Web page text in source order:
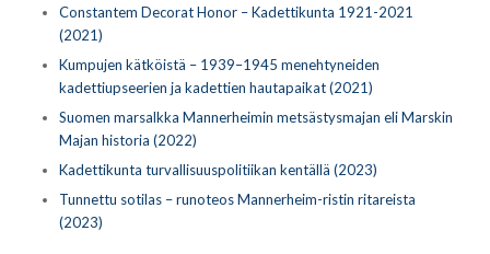
Constantem Decorat Honor – Kadettikunta 1921-2021
(2021)
Kumpujen kätköistä – 1939–1945 menehtyneiden
kadettiupseerien ja kadettien hautapaikat (2021)
Suomen marsalkka Mannerheimin metsästysmajan eli Marskin
Majan historia (2022)
Kadettikunta turvallisuuspolitiikan kentällä (2023)
Tunnettu sotilas – runoteos Mannerheim-ristin ritareista
(2023)